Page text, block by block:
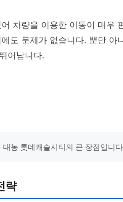
차량을 이용한 이동이 매우
도 문제가 없습니다. 뿐만 아
어납니다.
농 롯데캐슬시티의 큰 장점입니
략